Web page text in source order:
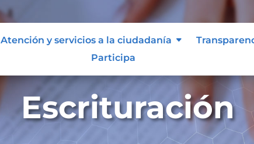
Atención y servicios a la ciudadanía
Participa
Escrituración